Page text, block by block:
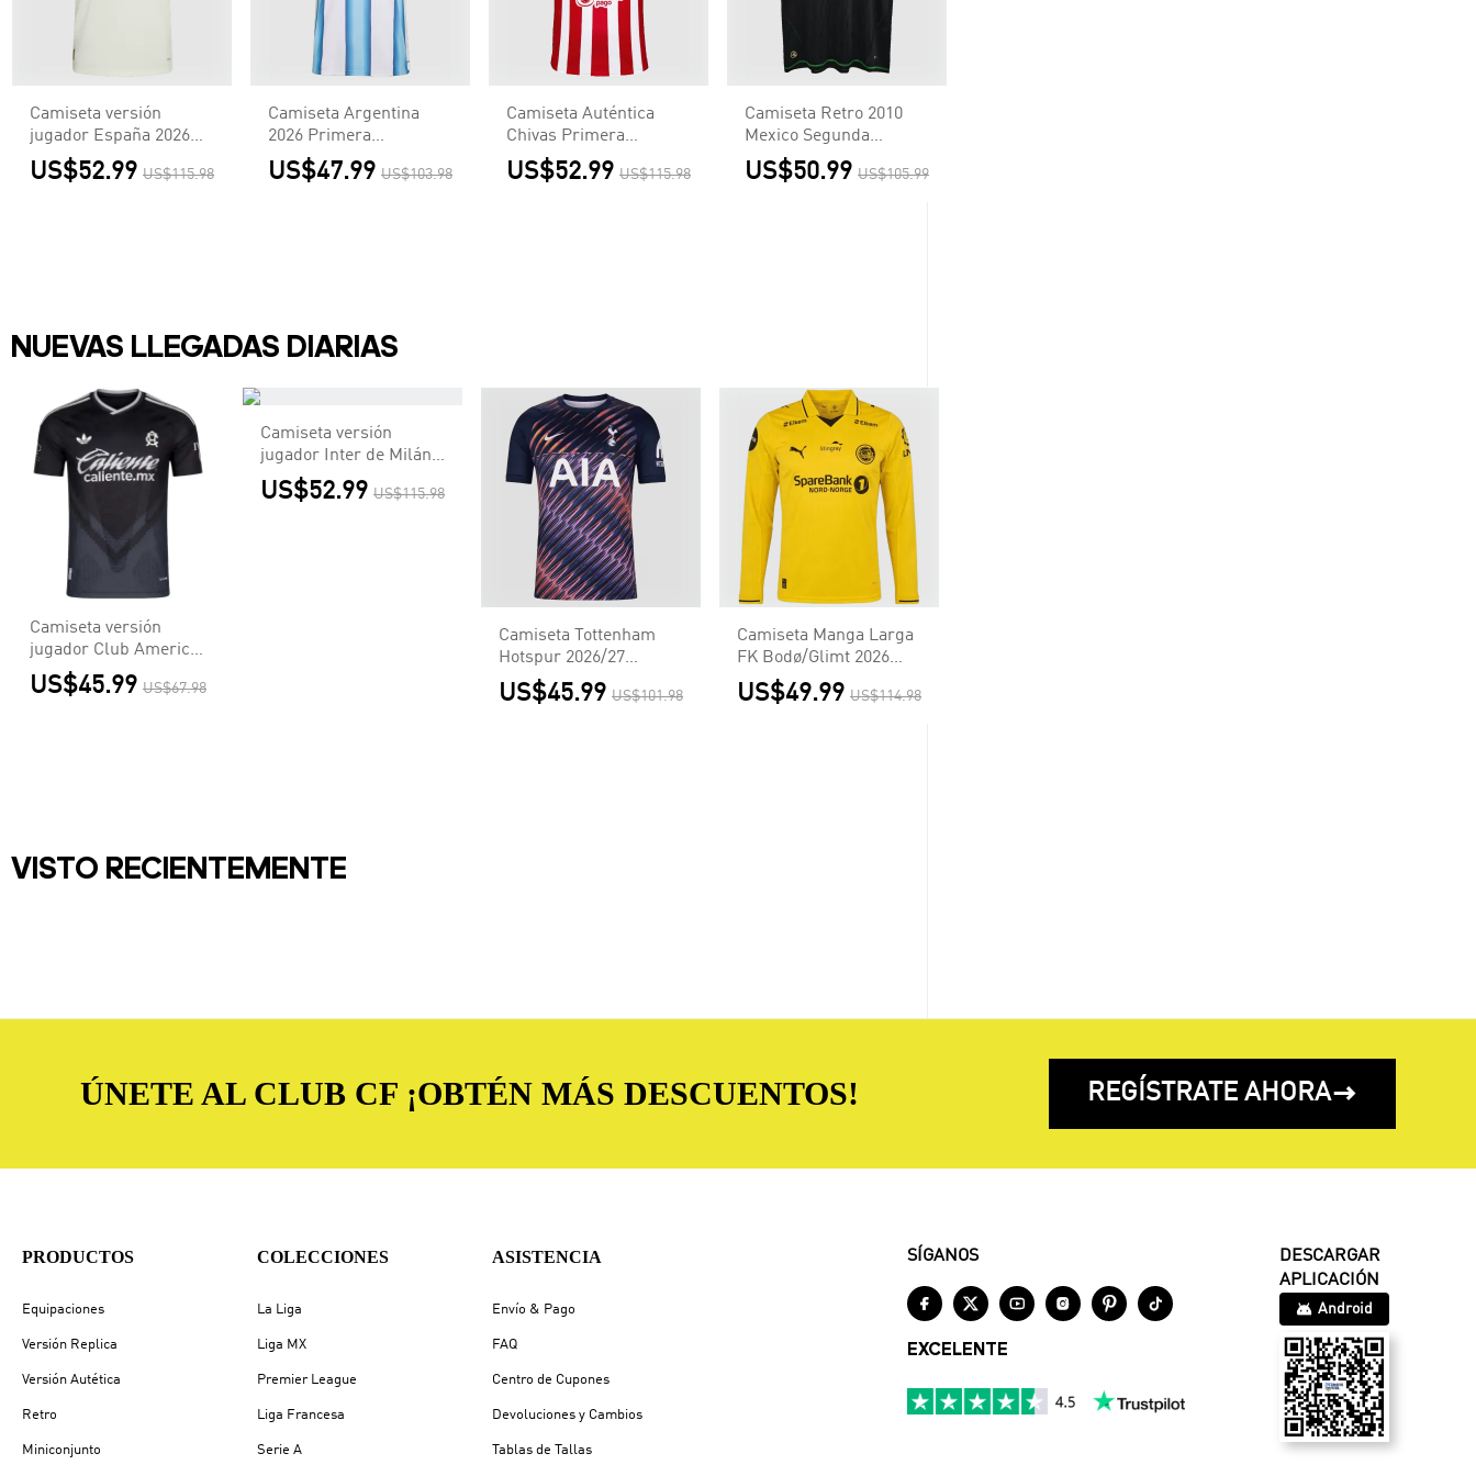
Camiseta versión
jugador España 2026
Segunda Equipación
Copa del Mundo -
US$52.99 US$115.98
Camiseta Argentina
2026 Primera
Equipación Copa del
Mundo - Versión Hincha
US$47.99 US$103.98
Camiseta Auténtica
Chivas Primera
Equipación Local
Hombre - Versión
US$52.99 US$115.98
Camiseta Retro 2010
Mexico Segunda
Equipación Visitante
Hombre - Versión
US$50.99 US$105.99
NUEVAS LLEGADAS DIARIAS
Camiseta versión
jugador Club America
Aguilas 2026/27
Segunda Equipación -
US$45.99 US$67.98
Camiseta versión
jugador Inter de Milán
2026/27 Segunda
Equipación - Versión
US$52.99 US$115.98
Camiseta Tottenham
Hotspur 2026/27
Segunda Equipación -
Versión Hincha
US$45.99 US$101.98
Camiseta Manga Larga
FK Bodø/Glimt 2026
Primera Equipación -
Versión Hincha
US$49.99 US$114.98
VISTO RECIENTEMENTE
ÚNETE AL CLUB CF ¡OBTÉN MÁS DESCUENTOS! REGÍSTRATE AHORA
PRODUCTOS
Equipaciones
Versión Replica
Versión Autética
Retro
Miniconjunto
COLECCIONES
La Liga
Liga MX
Premier League
Liga Francesa
Serie A
ASISTENCIA
Envío & Pago
FAQ
Centro de Cupones
Devoluciones y Cambios
Tablas de Tallas
SÍGANOS
     
EXCELENTE
DESCARGAR
APLICACIÓN
Android